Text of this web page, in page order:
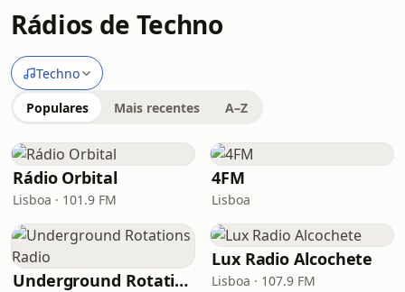
Rádios de Techno
Techno
Populares Mais recentes A–Z
Rádio Orbital
Lisboa · 101.9 FM
4FM
Lisboa
Underground Rotations Radio
Lux Radio Alcochete
Lisboa · 107.9 FM